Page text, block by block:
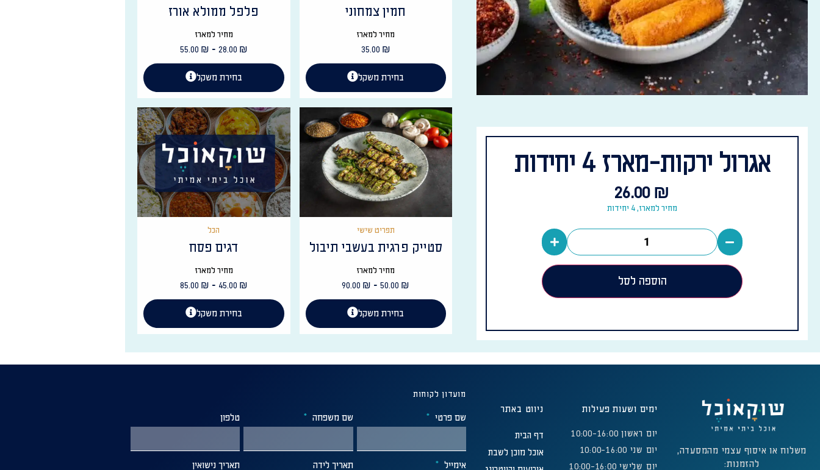
אגרול ירקות-מארז 4 יחידות
26.00 ₪
מחיר למארז, 4 יחידות
הוספה לסל
פלפל ממולא אורז
מחיר למארז
28.00 ₪
-
55.00 ₪
בחירת משקל
חמין צמחוני
מחיר למארז
35.00 ₪
בחירת משקל
הכל
דגים פסח
מחיר למארז
45.00 ₪
-
85.00 ₪
בחירת משקל
תפריט שישי
סטייק פרגית בעשבי תיבול
מחיר למארז
50.00 ₪
-
90.00 ₪
בחירת משקל
משלוח או איסוף עצמי מהמסעדה,
להזמנות:
ימים ושעות פעילות
יום ראשון 10:00-16:00
יום שני 10:00-16:00
יום שלישי 10:00-16:00
ניווט באתר
דף הבית
אוכל מוכן לשבת
מועדון לקוחות
שם פרטי שם משפחה טלפון
אימייל תאריך לידה תאריך נישואין